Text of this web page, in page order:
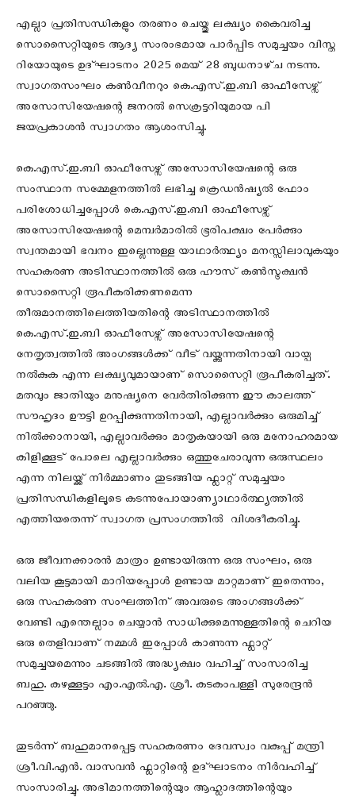
എല്ലാ പ്രതിസന്ധികളും തരണം ചെയ്തു ലക്ഷ്യം കൈവരിച്ച
സൊസൈറ്റിയുടെ ആദ്യ സംരംഭമായ പാർപ്പിട സമുച്ചയം വിസ്ത
റിയോയുടെ ഉദ്ഘാടനം 2025 മെയ് 28 ബുധനാഴ്‌ച നടന്നു.
സ്വാഗതസംഘം കൺവീനറും കെ.എസ്.ഇ.ബി ഓഫീസേഴ്സ്
അസോസിയേഷന്റെ ജനറൽ സെക്രട്ടറിയുമായ പി
ജയപ്രകാശൻ സ്വാഗതം ആശംസിച്ചു.
കെ.എസ്.ഇ.ബി ഓഫീസേഴ്സ് അസോസിയേഷന്റെ ഒരു
സംസ്ഥാന സമ്മേളനത്തിൽ ലഭിച്ച ക്രെഡൻഷ്യൽ ഫോം
പരിശോധിച്ചപ്പോൾ കെ.എസ്.ഇ.ബി ഓഫീസേഴ്സ്
അസോസിയേഷന്റെ മെമ്പർമാരിൽ ഭൂരിപക്ഷം പേർക്കും
സ്വന്തമായി ഭവനം ഇല്ലെന്നുള്ള യാഥാർത്ഥ്യം മനസ്സിലാവുകയും
സഹകരണ അടിസ്ഥാനത്തിൽ ഒരു ഹൗസ് കൺസ്ട്രക്ഷൻ
സൊസൈറ്റി രൂപീകരിക്കണമെന്ന
തീരുമാനത്തിലെത്തിയതിന്റെ അടിസ്ഥാനത്തിൽ
കെ.എസ്.ഇ.ബി ഓഫീസേഴ്സ് അസോസിയേഷന്റെ
നേതൃത്വത്തിൽ അംഗങ്ങൾക്ക് വീട് വയ്ക്കുന്നതിനായി വായ്പ
നൽകുക എന്ന ലക്ഷ്യവുമായാണ് സൊസൈറ്റി രൂപീകരിച്ചത്.
മതവും ജാതിയും മനുഷ്യനെ വേർതിരിക്കുന്ന ഈ കാലത്ത്
സൗഹൃദം ഊട്ടി ഉറപ്പിക്കുന്നതിനായി, എല്ലാവർക്കും ഒരുമിച്ച്
നിൽക്കാനായി, എല്ലാവർക്കും മാതൃകയായി ഒരു മനോഹരമായ
കിളിക്കൂട് പോലെ എല്ലാവർക്കും ഒത്തുചേരാവുന്ന ഒരുസ്ഥലം
എന്ന നിലയ്ക്ക് നിർമ്മാണം തുടങ്ങിയ ഫ്ലാറ്റ് സമുച്ചയം
പ്രതിസന്ധികളിലൂടെ കടന്നുപോയാണ്യാഥാർത്ഥ്യത്തിൽ
എത്തിയതെന്ന് സ്വാഗത പ്രസംഗത്തിൽ വിശദീകരിച്ചു.
ഒരു ജീവനക്കാരൻ മാത്രം ഉണ്ടായിരുന്ന ഒരു സംഘം, ഒരു
വലിയ കൂട്ടമായി മാറിയപ്പോൾ ഉണ്ടായ മാറ്റമാണ് ഇതെന്നും,
ഒരു സഹകരണ സംഘത്തിന് അവരുടെ അംഗങ്ങൾക്ക്
വേണ്ടി എന്തെല്ലാം ചെയ്യാൻ സാധിക്കുമെന്നുള്ളതിന്റെ ചെറിയ
ഒരു തെളിവാണ് നമ്മൾ ഇപ്പോൾ കാണുന്ന ഫ്ലാറ്റ്
സമുച്ചയമെന്നും ചടങ്ങിൽ അദ്ധ്യക്ഷം വഹിച്ച് സംസാരിച്ച
ബഹു. കഴക്കൂട്ടം എം.എൽ.എ. ശ്രീ. കടകംപള്ളി സുരേന്ദ്രൻ
പറഞ്ഞു.
തുടർന്ന് ബഹുമാനപ്പെട്ട സഹകരണം ദേവസ്വം വകുപ്പ് മന്ത്രി
ശ്രീ.വി.എൻ. വാസവൻ ഫ്ലാറ്റിന്റെ ഉദ്ഘാടനം നിർവഹിച്ച്
സംസാരിച്ചു. അഭിമാനത്തിന്റെയും ആഹ്ലാദത്തിന്റെയും